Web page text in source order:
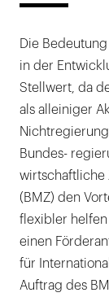
Die
in der
Stellwert, da
als alleiniger
Bundes-
wirtschaftliche
(BMZ) den
flexibler helfen
einen
für
Auftrag des